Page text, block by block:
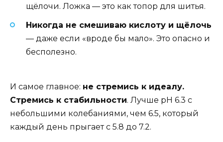
щёлочи. Ложка — это как топор для шитья.
Никогда не смешиваю кислоту и щёлочь
— даже если «вроде бы мало». Это опасно и
бесполезно.
И самое главное: не стремись к идеалу.
Стремись к стабильности. Лучше pH 6.3 с
небольшими колебаниями, чем 6.5, который
каждый день прыгает с 5.8 до 7.2.